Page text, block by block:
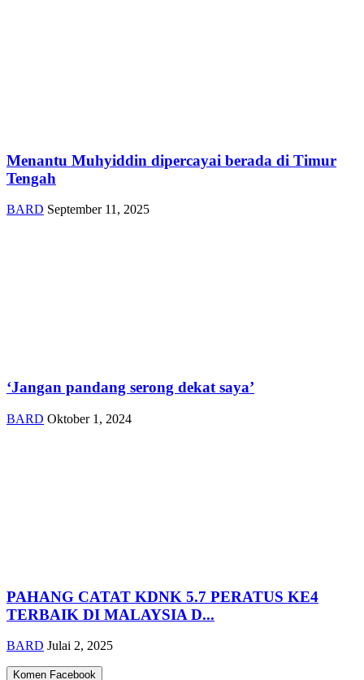
Menantu Muhyiddin dipercayai berada di Timur
Tengah
BARD September 11, 2025
‘Jangan pandang serong dekat saya’
BARD Oktober 1, 2024
PAHANG CATAT KDNK 5.7 PERATUS KE4
TERBAIK DI MALAYSIA D...
BARD Julai 2, 2025
Komen Facebook